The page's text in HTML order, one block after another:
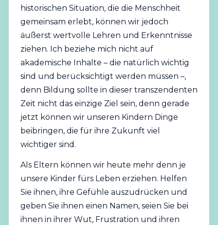
historischen Situation, die die Menschheit
gemeinsam erlebt, können wir jedoch
äußerst wertvolle Lehren und Erkenntnisse
ziehen. Ich beziehe mich nicht auf
akademische Inhalte – die natürlich wichtig
sind und berücksichtigt werden müssen –,
denn Bildung sollte in dieser transzendenten
Zeit nicht das einzige Ziel sein, denn gerade
jetzt können wir unseren Kindern Dinge
beibringen, die für ihre Zukunft viel
wichtiger sind.
Als Eltern können wir heute mehr denn je
unsere Kinder fürs Leben erziehen. Helfen
Sie ihnen, ihre Gefühle auszudrücken und
geben Sie ihnen einen Namen, seien Sie bei
ihnen in ihrer Wut, Frustration und ihren